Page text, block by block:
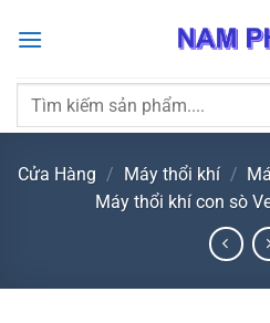
qua
dung
Tìm
Cửa Hàng / Máy thổi khí /
Máy thổi khí con sò